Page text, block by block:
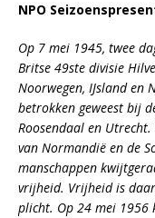
NPO
Op 7 mei 1945, twee
Britse 49ste divisie
Noorwegen, IJsland en
betrokken geweest bij
Roosendaal en
van Normandië en de
manschappen
vrijheid. Vrijheid is
plicht. Op 24 mei 1956